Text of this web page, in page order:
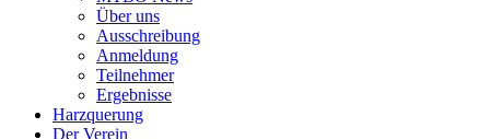
Über uns
Ausschreibung
Anmeldung
Teilnehmer
Ergebnisse
Harzquerung
Der Verein